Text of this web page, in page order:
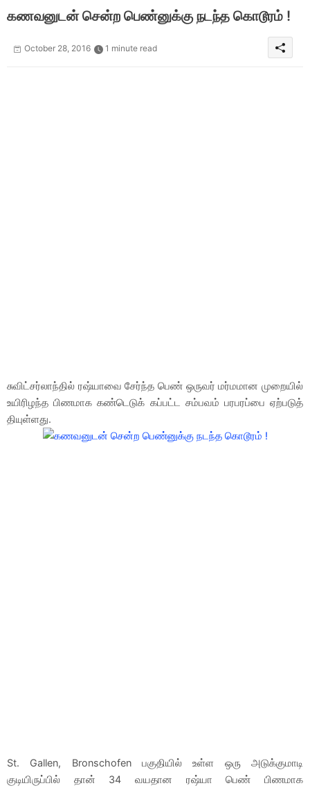
கணவனுடன் சென்ற பெண்னுக்கு நடந்த கொடூரம் !
October 28, 2016 1 minute read
சுவிட்சர்லாந்தில் ரஷ்யாவை சேர்ந்த பெண் ஒருவர் மர்மமான முறையில்
உயிரிழந்த பிணமாக கண்டெடுக் கப்பட்ட சம்பவம் பரபரப்பை ஏற்படுத்
தியுள்ளது.
St. Gallen, Bronschofen பகுதியில் உள்ள ஒரு அடுக்குமாடி
குடியிருப்பில் தான் 34 வயதான ரஷ்யா பெண் பிணமாக